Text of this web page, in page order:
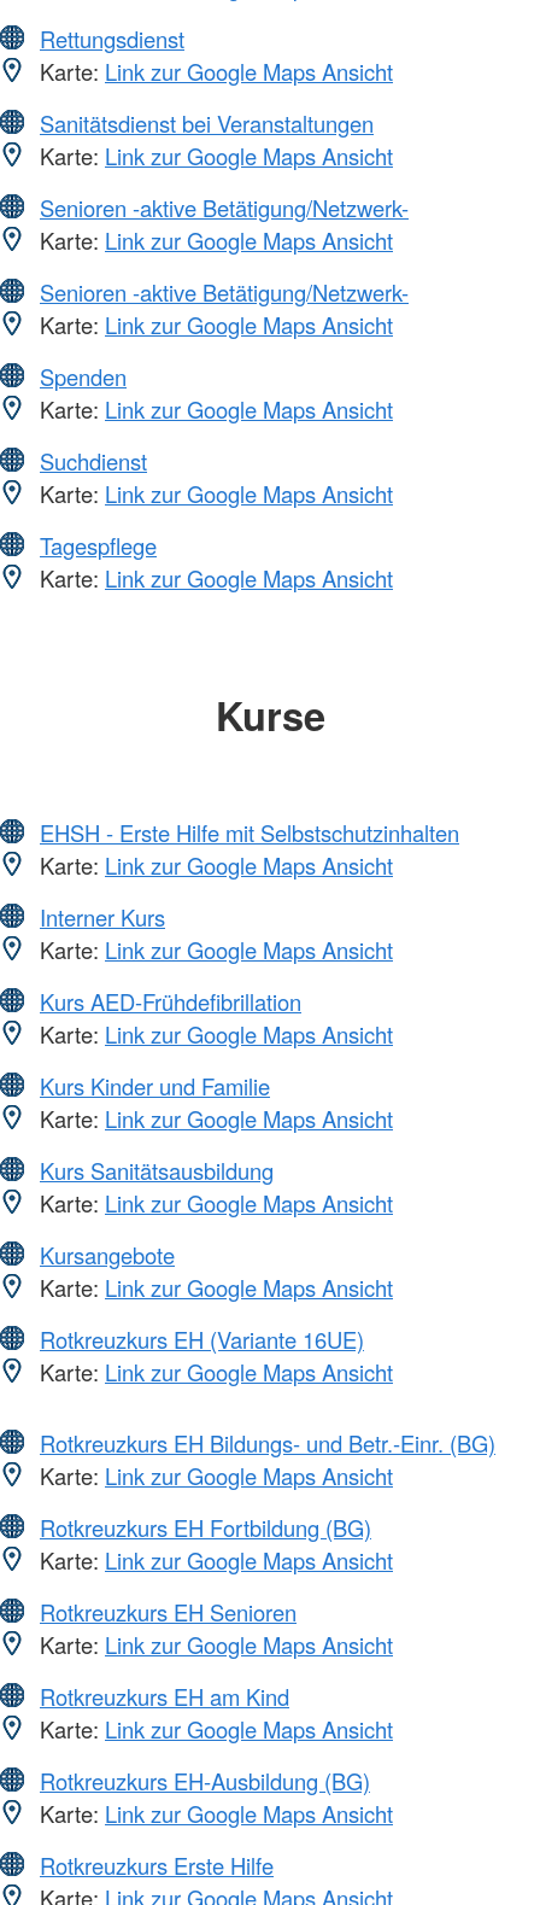
Rettungsdienst
Karte: Link zur Google Maps Ansicht
Sanitätsdienst bei Veranstaltungen
Karte: Link zur Google Maps Ansicht
Senioren -aktive Betätigung/Netzwerk-
Karte: Link zur Google Maps Ansicht
Senioren -aktive Betätigung/Netzwerk-
Karte: Link zur Google Maps Ansicht
Spenden
Karte: Link zur Google Maps Ansicht
Suchdienst
Karte: Link zur Google Maps Ansicht
Tagespflege
Karte: Link zur Google Maps Ansicht
Kurse
EHSH - Erste Hilfe mit Selbstschutzinhalten
Karte: Link zur Google Maps Ansicht
Interner Kurs
Karte: Link zur Google Maps Ansicht
Kurs AED-Frühdefibrillation
Karte: Link zur Google Maps Ansicht
Kurs Kinder und Familie
Karte: Link zur Google Maps Ansicht
Kurs Sanitätsausbildung
Karte: Link zur Google Maps Ansicht
Kursangebote
Karte: Link zur Google Maps Ansicht
Rotkreuzkurs EH (Variante 16UE)
Karte: Link zur Google Maps Ansicht
Rotkreuzkurs EH Bildungs- und Betr.-Einr. (BG)
Karte: Link zur Google Maps Ansicht
Rotkreuzkurs EH Fortbildung (BG)
Karte: Link zur Google Maps Ansicht
Rotkreuzkurs EH Senioren
Karte: Link zur Google Maps Ansicht
Rotkreuzkurs EH am Kind
Karte: Link zur Google Maps Ansicht
Rotkreuzkurs EH-Ausbildung (BG)
Karte: Link zur Google Maps Ansicht
Rotkreuzkurs Erste Hilfe
Karte: Link zur Google Maps Ansicht